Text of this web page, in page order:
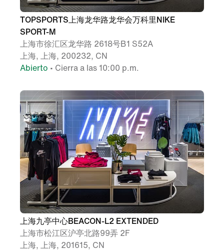
TOPSPORTS上海龙华路龙华会万科里NIKE
SPORT-M
上海市徐汇区龙华路 2618号B1 S52A
上海, 上海, 200232, CN
Abierto • Cierra a las 10:00 p.m.
上海九亭中心BEACON-L2 EXTENDED
上海市松江区沪亭北路99弄 2F
上海, 上海, 201615, CN